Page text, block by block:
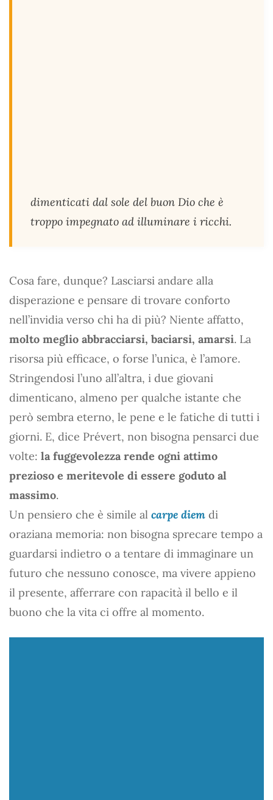
dimenticati dal sole del buon Dio che è
troppo impegnato ad illuminare i ricchi.
Cosa fare, dunque? Lasciarsi andare alla
disperazione e pensare di trovare conforto
nell’invidia verso chi ha di più? Niente affatto,
molto meglio abbracciarsi, baciarsi, amarsi. La
risorsa più efficace, o forse l’unica, è l’amore.
Stringendosi l’uno all’altra, i due giovani
dimenticano, almeno per qualche istante che
però sembra eterno, le pene e le fatiche di tutti i
giorni. E, dice Prévert, non bisogna pensarci due
volte: la fuggevolezza rende ogni attimo
prezioso e meritevole di essere goduto al
massimo.
Un pensiero che è simile al carpe diem di
oraziana memoria: non bisogna sprecare tempo a
guardarsi indietro o a tentare di immaginare un
futuro che nessuno conosce, ma vivere appieno
il presente, afferrare con rapacità il bello e il
buono che la vita ci offre al momento.